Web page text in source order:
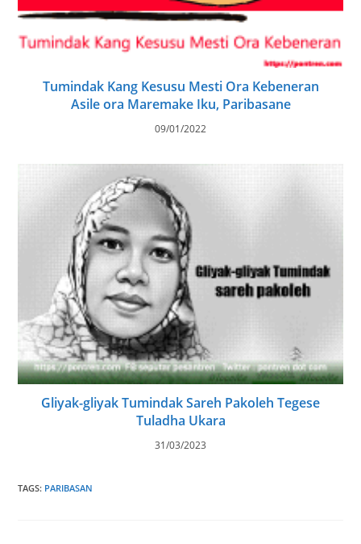
Tumindak Kang Kesusu Mesti Ora Kebeneran
Asile ora Maremake Iku, Paribasane
09/01/2022
Gliyak-gliyak Tumindak Sareh Pakoleh Tegese
Tuladha Ukara
31/03/2023
TAGS: PARIBASAN